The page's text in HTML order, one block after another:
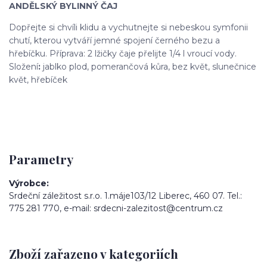
ANDĚLSKÝ BYLINNÝ ČAJ
Dopřejte si chvíli klidu a vychutnejte si nebeskou symfonii
chutí, kterou vytváří jemné spojení černého bezu a
hřebíčku. Příprava: 2 lžičky čaje přelijte 1/4 l vroucí vody.
Složení: jablko plod, pomerančová kůra, bez květ, slunečnice
květ, hřebíček
Parametry
Výrobce
Srdeční záležitost s.r.o. 1.máje103/12 Liberec, 460 07. Tel.:
775 281 770, e-mail: srdecni-zalezitost@centrum.cz
Zboží zařazeno v kategoriích